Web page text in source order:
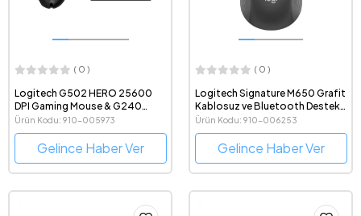
( 0 )
Logitech G502 HERO 25600
DPI Gaming Mouse & G240
280x340 mm. Gaming Mouse
Pad Bundle
Ürün Kodu: 910-005973
Gelince Haber Ver
( 0 )
Logitech Signature M650 Grafit
Kablosuz ve Bluetooth Destekli
Mouse
Ürün Kodu: 910-006253
Gelince Haber Ver